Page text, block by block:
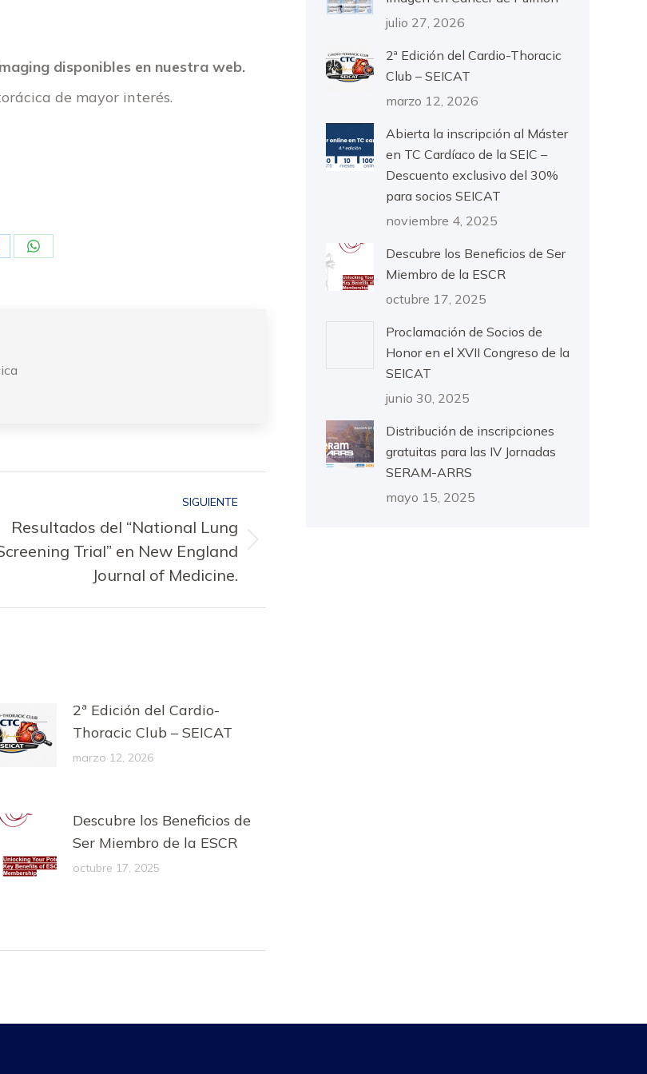
disponibles en nuestra web.
de mayor interés.
Share
SIGUIENTE
Resultados del “National Lung
Trial” en New England
Journal of Medicine.
2ª Edición del Cardio-
Thoracic Club – SEICAT
marzo 12, 2026
Descubre los Beneficios de
Ser Miembro de la ESCR
octubre 17, 2025
julio 27, 2026
2ª Edición del Cardio-Thoracic
Club – SEICAT
marzo 12, 2026
Abierta la inscripción al Máster
en TC Cardíaco de la SEIC –
Descuento exclusivo del 30%
para socios SEICAT
noviembre 4, 2025
Descubre los Beneficios de Ser
Miembro de la ESCR
octubre 17, 2025
Proclamación de Socios de
Honor en el XVII Congreso de la
SEICAT
junio 30, 2025
Distribución de inscripciones
gratuitas para las IV Jornadas
SERAM-ARRS
mayo 15, 2025